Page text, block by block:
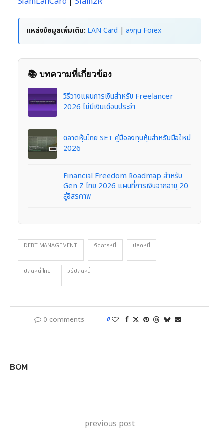
แหล่งข้อมูลเพิ่มเติม: LAN Card | ลงทุน Forex
📚 บทความที่เกี่ยวข้อง
วิธีวางแผนการเงินสำหรับ Freelancer
2026 ไม่มีเงินเดือนประจำ
ตลาดหุ้นไทย SET คู่มือลงทุนหุ้นสำหรับมือใหม่
2026
Financial Freedom Roadmap สำหรับ
Gen Z ไทย 2026 แผนที่การเงินจากอายุ 20
สู่อิสรภาพ
DEBT MANAGEMENT จัดการหนี้ ปลดหนี้
ปลดหนี้ ไทย วิธีปลดหนี้
0 comments 0
BOM
previous post